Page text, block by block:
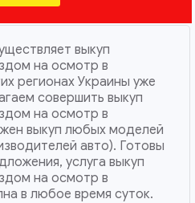
выкуп
на осмотр в
регионах Украины уже
совершить выкуп
на осмотр в
выкуп любых моделей
авто). Готовы
услуга выкуп
на осмотр в
в любое время суток.